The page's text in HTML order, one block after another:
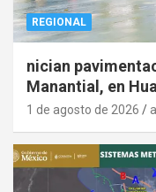
REGIONAL
nician
Manantial, en
1 de agosto de 2026